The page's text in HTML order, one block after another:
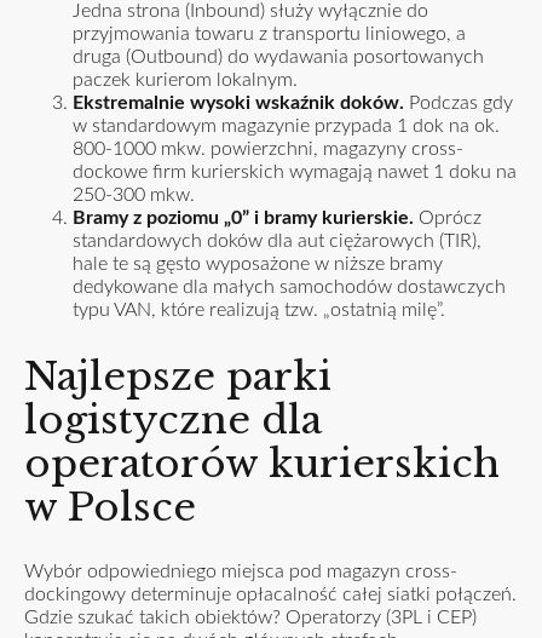
Jedna strona (Inbound) służy wyłącznie do
przyjmowania towaru z transportu liniowego, a
druga (Outbound) do wydawania posortowanych
paczek kurierom lokalnym.
Ekstremalnie wysoki wskaźnik doków. Podczas gdy
w standardowym magazynie przypada 1 dok na ok.
800-1000 mkw. powierzchni, magazyny cross-
dockowe firm kurierskich wymagają nawet 1 doku na
250-300 mkw.
Bramy z poziomu „0” i bramy kurierskie. Oprócz
standardowych doków dla aut ciężarowych (TIR),
hale te są gęsto wyposażone w niższe bramy
dedykowane dla małych samochodów dostawczych
typu VAN, które realizują tzw. „ostatnią milę”.
Najlepsze parki
logistyczne dla
operatorów kurierskich
w Polsce
Wybór odpowiedniego miejsca pod magazyn cross-
dockingowy determinuje opłacalność całej siatki połączeń.
Gdzie szukać takich obiektów? Operatorzy (3PL i CEP)